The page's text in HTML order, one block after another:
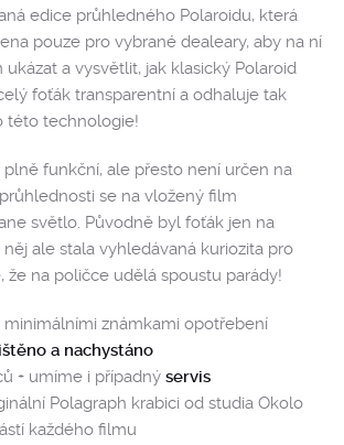
edice průhledného Polaroidu, která
pouze pro vybrané dealeary, aby na ní
ukázat a vysvětlit, jak klasický Polaroid
foťák transparentní a odhaluje tak
této technologie!
plně funkční, ale přesto není určen na
se na vložený film
světlo. Původně byl foťák jen na
něj ale stala vyhledávaná kuriozita pro
že na poličce udělá spoustu parády!
známkami opotřebení
a nachystáno
+ umíme i případný servis
Polagraph krabici od studia Okolo
každého filmu